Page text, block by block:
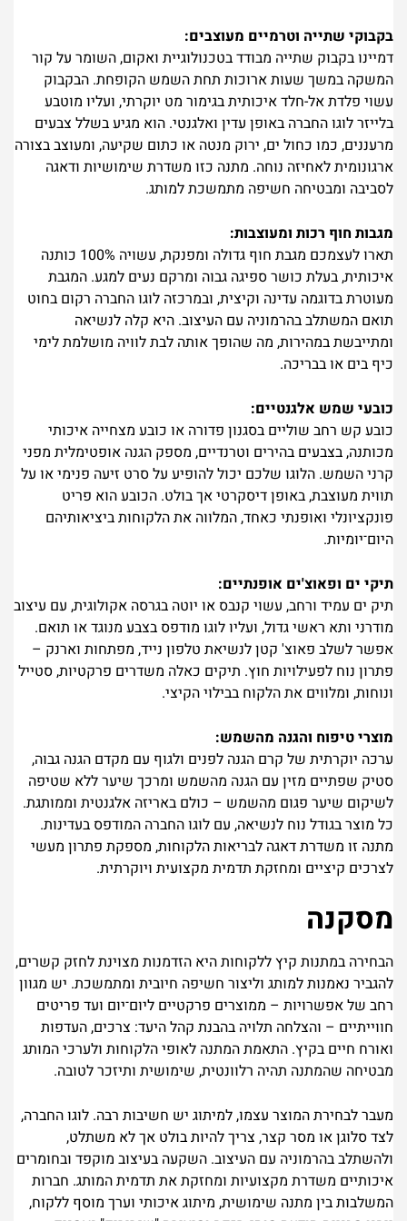
בקבוקי שתייה וטרמיים מעוצבים:
דמיינו בקבוק שתייה מבודד בטכנולוגיית ואקום, השומר על קור
המשקה במשך שעות ארוכות תחת השמש הקופחת. הבקבוק
עשוי פלדת אל-חלד איכותית בגימור מט יוקרתי, ועליו מוטבע
בלייזר לוגו החברה באופן עדין ואלגנטי. הוא מגיע בשלל צבעים
מרעננים, כמו כחול ים, ירוק מנטה או כתום שקיעה, ומעוצב בצורה
ארגונומית לאחיזה נוחה. מתנה כזו משדרת שימושיות ודאגה
לסביבה ומבטיחה חשיפה מתמשכת למותג.
מגבות חוף רכות ומעוצבות:
תארו לעצמכם מגבת חוף גדולה ומפנקת, עשויה 100% כותנה
איכותית, בעלת כושר ספיגה גבוה ומרקם נעים למגע. המגבת
מעוטרת בדוגמה עדינה וקיצית, ובמרכזה לוגו החברה רקום בחוט
תואם המשתלב בהרמוניה עם העיצוב. היא קלה לנשיאה
ומתייבשת במהירות, מה שהופך אותה לבת לוויה מושלמת לימי
כיף בים או בבריכה.
כובעי שמש אלגנטיים:
כובע קש רחב שוליים בסגנון פדורה או כובע מצחייה איכותי
מכותנה, בצבעים בהירים וטרנדיים, מספק הגנה אופטימלית מפני
קרני השמש. הלוגו שלכם יכול להופיע על סרט זיעה פנימי או על
תווית מעוצבת, באופן דיסקרטי אך בולט. הכובע הוא פריט
פונקציונלי ואופנתי כאחד, המלווה את הלקוחות ביציאותיהם
היום־יומיות.
תיקי ים ופאוצ'ים אופנתיים:
תיק ים עמיד ורחב, עשוי קנבס או יוטה בגרסה אקולוגית, עם עיצוב
מודרני ותא ראשי גדול, ועליו לוגו מודפס בצבע מנוגד או תואם.
אפשר לשלב פאוצ' קטן לנשיאת טלפון נייד, מפתחות וארנק –
פתרון נוח לפעילויות חוץ. תיקים כאלה משדרים פרקטיות, סטייל
ונוחות, ומלווים את הלקוח בבילוי הקיצי.
מוצרי טיפוח והגנה מהשמש:
ערכה יוקרתית של קרם הגנה לפנים ולגוף עם מקדם הגנה גבוה,
סטיק שפתיים מזין עם הגנה מהשמש ומרכך שיער ללא שטיפה
לשיקום שיער פגום מהשמש – כולם באריזה אלגנטית וממותגת.
כל מוצר בגודל נוח לנשיאה, עם לוגו החברה המודפס בעדינות.
מתנה זו משדרת דאגה לבריאות הלקוחות, מספקת פתרון מעשי
לצרכים קיציים ומחזקת תדמית מקצועית ויוקרתית.
מסקנה
הבחירה במתנות קיץ ללקוחות היא הזדמנות מצוינת לחזק קשרים,
להגביר נאמנות למותג וליצור חשיפה חיובית ומתמשכת. יש מגוון
רחב של אפשרויות – ממוצרים פרקטיים ליום־יום ועד פריטים
חווייתיים – והצלחה תלויה בהבנת קהל היעד: צרכים, העדפות
ואורח חיים בקיץ. התאמת המתנה לאופי הלקוחות ולערכי המותג
מבטיחה שהמתנה תהיה רלוונטית, שימושית ותיזכר לטובה.
מעבר לבחירת המוצר עצמו, למיתוג יש חשיבות רבה. לוגו החברה,
לצד סלוגן או מסר קצר, צריך להיות בולט אך לא משתלט,
ולהשתלב בהרמוניה עם העיצוב. השקעה בעיצוב מוקפד ובחומרים
איכותיים משדרת מקצועיות ומחזקת את תדמית המותג. חברות
המשלבות בין מתנה שימושית, מיתוג איכותי וערך מוסף ללקוח,